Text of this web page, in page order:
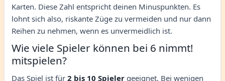
Karten. Diese Zahl entspricht deinen Minuspunkten. Es
lohnt sich also, riskante Züge zu vermeiden und nur dann
Reihen zu nehmen, wenn es unvermeidlich ist.
Wie viele Spieler können bei 6 nimmt!
mitspielen?
Das Spiel ist für 2 bis 10 Spieler geeignet. Bei wenigen